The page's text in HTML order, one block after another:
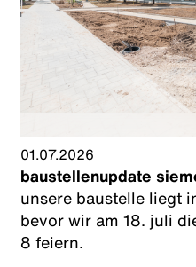
01.07.2026
baustellenupdate
unsere baustelle liegt
bevor wir am 18. juli
8 feiern.